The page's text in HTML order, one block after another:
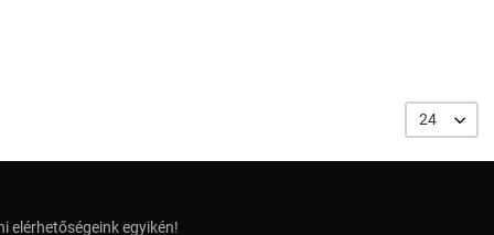
24
elérhetőségeink egyikén!